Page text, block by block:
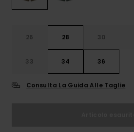
26 28 30
33 34 36
Consulta La Guida Alle Taglie